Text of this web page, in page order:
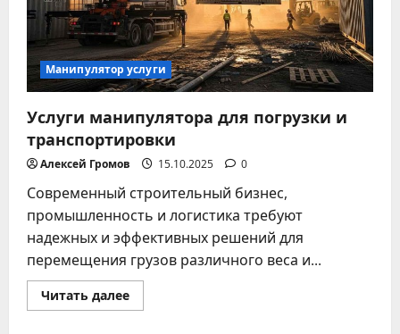
Манипулятор услуги
Услуги манипулятора для погрузки и
транспортировки
Алексей Громов 15.10.2025 0
Современный строительный бизнес,
промышленность и логистика требуют
надежных и эффективных решений для
перемещения грузов различного веса и...
Читать далееПрочитать
больше